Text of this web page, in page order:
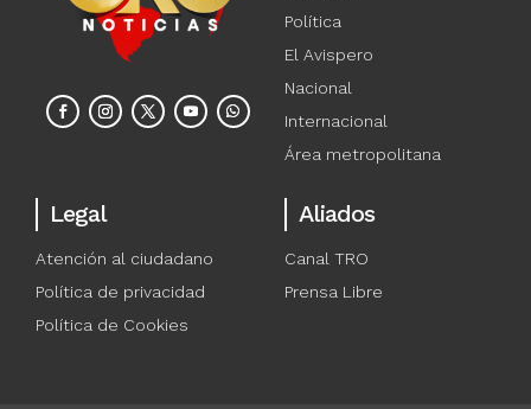
Política
El Avispero
Nacional
Internacional
Área metropolitana
Legal
Atención al ciudadano
Política de privacidad
Política de Cookies
Aliados
Canal TRO
Prensa Libre